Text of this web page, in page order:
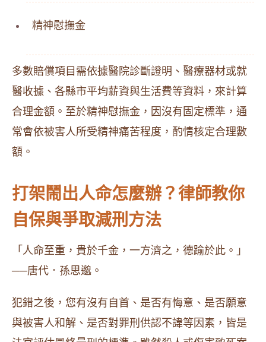
精神慰撫金
多數賠償項目需依據醫院診斷證明、醫療器材或就
醫收據、各縣市平均薪資與生活費等資料，來計算
合理金額。至於精神慰撫金，因沒有固定標準，通
常會依被害人所受精神痛苦程度，酌情核定合理數
額。
打架鬧出人命怎麼辦？律師教你
自保與爭取減刑方法
「人命至重，貴於千金，一方濟之，德踰於此。」
──唐代．孫思邈。
犯錯之後，您有沒有自首、是否有悔意、是否願意
與被害人和解、是否對罪刑供認不諱等因素，皆是